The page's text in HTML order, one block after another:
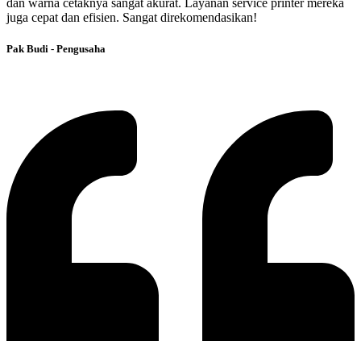
dan warna cetaknya sangat akurat. Layanan service printer mereka
juga cepat dan efisien. Sangat direkomendasikan!
Pak Budi - Pengusaha